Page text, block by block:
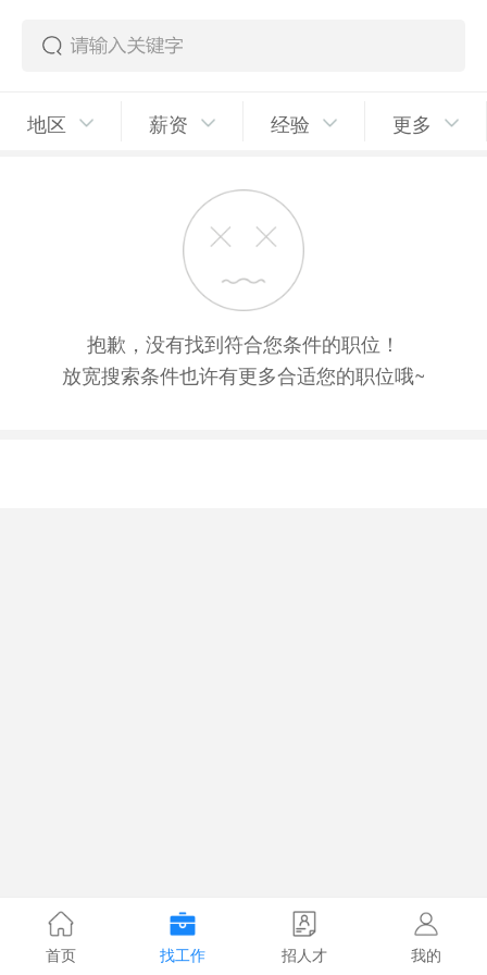
地区 薪资 经验 更多
抱歉，没有找到符合您条件的职位！
放宽搜索条件也许有更多合适您的职位哦~
首页 找工作 招人才 我的